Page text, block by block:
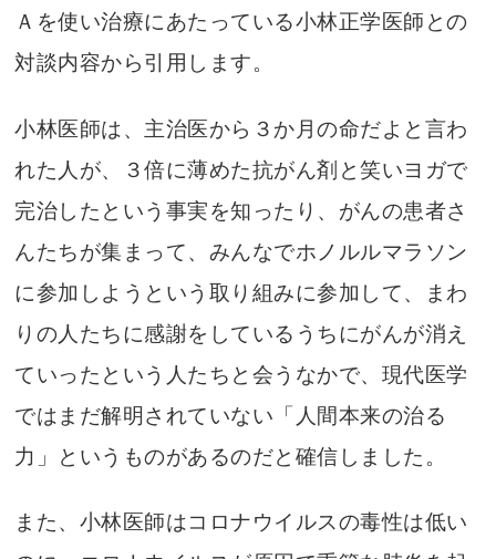
Ａを使い治療にあたっている小林正学医師との
対談内容から引用します。
小林医師は、主治医から３か月の命だよと言わ
れた人が、３倍に薄めた抗がん剤と笑いヨガで
完治したという事実を知ったり、がんの患者さ
んたちが集まって、みんなでホノルルマラソン
に参加しようという取り組みに参加して、まわ
りの人たちに感謝をしているうちにがんが消え
ていったという人たちと会うなかで、現代医学
ではまだ解明されていない「人間本来の治る
力」というものがあるのだと確信しました。
また、小林医師はコロナウイルスの毒性は低い